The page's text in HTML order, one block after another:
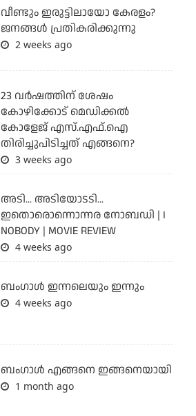
വീണ്ടും ഇരുട്ടിലായോ കേരളം?
ജനങ്ങൾ പ്രതികരിക്കുന്നു
2 weeks ago
23 വർഷത്തിന് ശേഷം
കോഴിക്കോട് മെഡിക്കൽ
കോളേജ് എസ്.എഫ്.ഐ
തിരിച്ചുപിടിച്ചത് എങ്ങനെ?
3 weeks ago
അടി... അടിയോടടി...
ഇതൊരൊന്നൊന്നര നോബഡി | I
NOBODY | MOVIE REVIEW
4 weeks ago
ബംഗാള്‍ ഇന്നലെയും ഇന്നും
4 weeks ago
ബം​ഗാൾ എങ്ങനെ ഇങ്ങനെയായി
1 month ago